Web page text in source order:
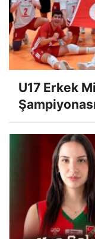
U17 Erkek